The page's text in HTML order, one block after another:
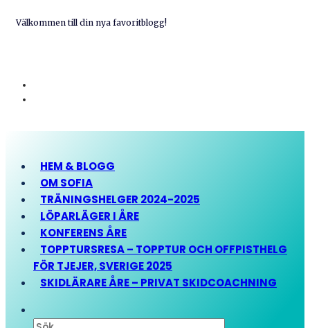
Välkommen till din nya favoritblogg!
HEM & BLOGG
OM SOFIA
TRÄNINGSHELGER 2024-2025
LÖPARLÄGER I ÅRE
KONFERENS ÅRE
TOPPTURSRESA – TOPPTUR OCH OFFPISTHELG
FÖR TJEJER, SVERIGE 2025
SKIDLÄRARE ÅRE – PRIVAT SKIDCOACHNING